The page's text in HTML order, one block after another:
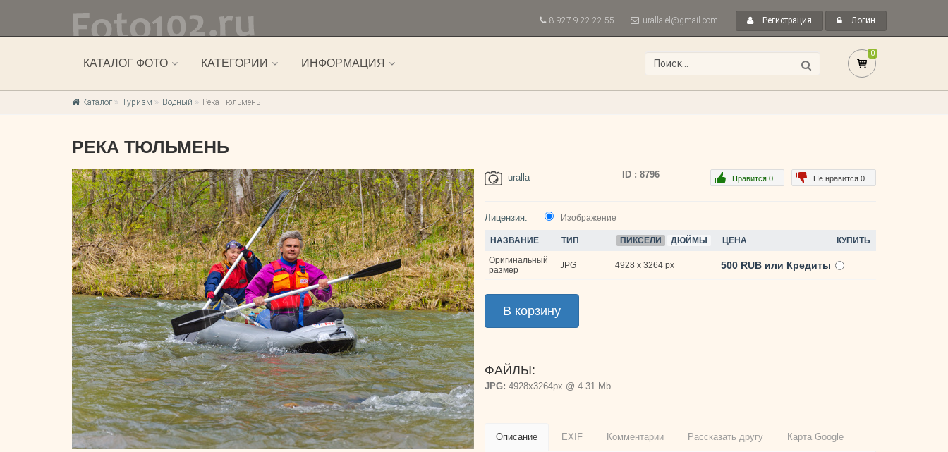
8 927 9-22-22-55 uralla.el@gmail.com Регистрация Логин
КАТАЛОГ ФОТО КАТЕГОРИИ ИНФОРМАЦИЯ
0
Каталог Туризм Водный Река Тюльмень
РЕКА ТЮЛЬМЕНЬ
uralla ID : 8796 Не нравится 0
Нравится 0
Лицензия: Изображение
НАЗВАНИЕ ТИП ПИКСЕЛИ ДЮЙМЫ ЦЕНА
КУПИТЬ
Оригинальный
размер
JPG 4928 x 3264 px 500 RUB или Кредиты
ФАЙЛЫ:
JPG: 4928x3264px @ 4.31 Mb.
Описание EXIF Комментарии Рассказать другу Карта Google